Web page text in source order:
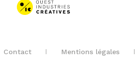
Contact Mentions légales